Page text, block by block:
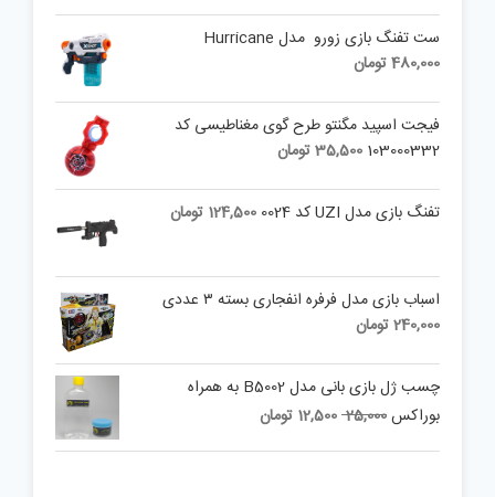
ست تفنگ بازی زورو مدل Hurricane
480,000تومان
فیجت اسپید مگنتو طرح گوی مغناطیسی کد
103000332
35,500تومان
تفنگ بازی مدل UZI کد 0024 124,500 تومان
اسباب بازی مدل فرفره انفجاری بسته ۳ عددی
240,000تومان
چسب ژل بازی بانی مدل B5002 به همراه
بوراکس25,000
Original
12,500 تومان